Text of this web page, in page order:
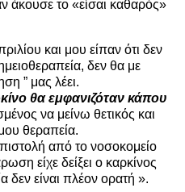
άκουσε το «είσαι καθαρός»
και μου είπαν ότι δεν
δεν θα με
” μας λέει.
θα εμφανιζόταν κάπου
να μείνω θετικός και
θεραπεία.
από το νοσοκομείο
είχε δείξει ο καρκίνος
δεν είναι πλέον ορατή ».